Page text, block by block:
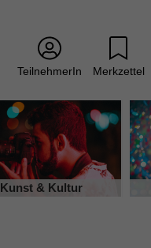
TeilnehmerIn Merkzettel
Kunst & Kultur